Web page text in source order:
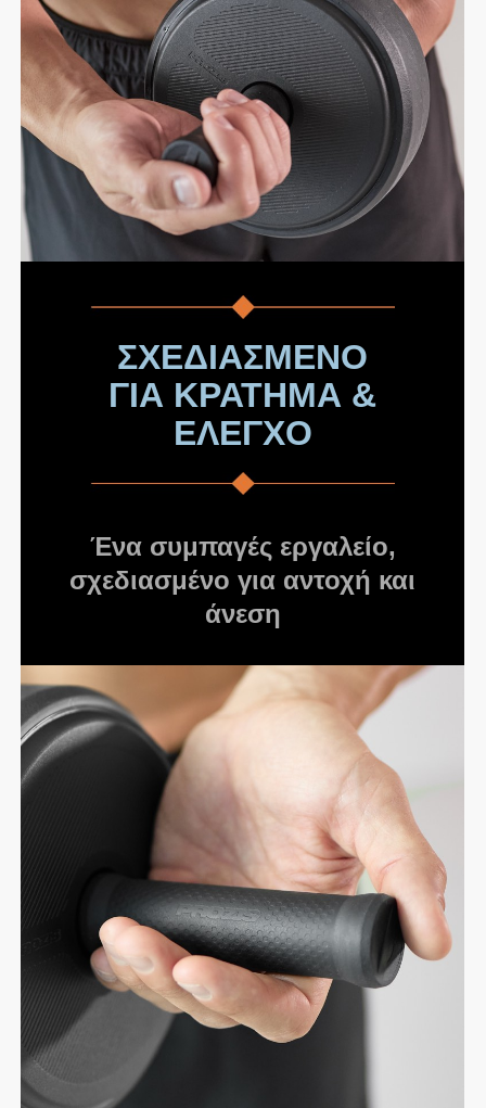
ΣΧΕΔΙΑΣΜΕΝΟ
ΓΙΑ ΚΡΑΤΗΜΑ &
ΕΛΕΓΧΟ
Ένα συμπαγές εργαλείο,
σχεδιασμένο για αντοχή και
άνεση